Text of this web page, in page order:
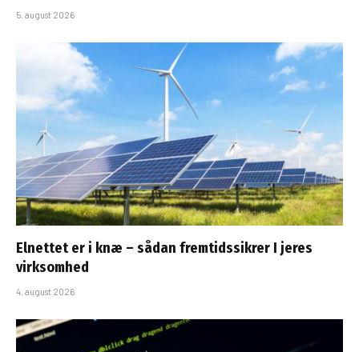
5. august 2026
Elnettet er i knæ – sådan fremtidssikrer I jeres
virksomhed
4. august 2026